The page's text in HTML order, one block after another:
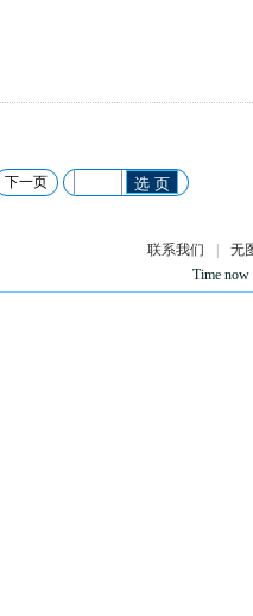
下一页 选 页
联系我们
无
Time now